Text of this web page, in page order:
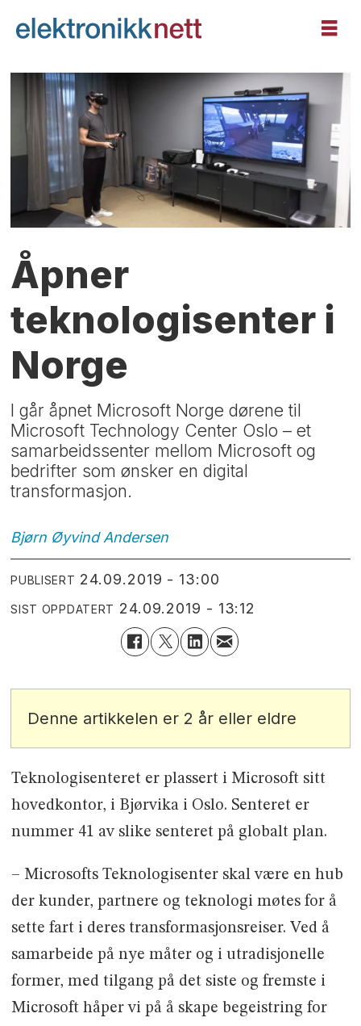
Åpner
teknologisenter i
Norge
I går åpnet Microsoft Norge dørene til
Microsoft Technology Center Oslo – et
samarbeidssenter mellom Microsoft og
bedrifter som ønsker en digital
transformasjon.
Bjørn Øyvind Andersen
PUBLISERT 24.09.2019 - 13:00
SIST OPPDATERT 24.09.2019 - 13:12
Denne artikkelen er 2 år eller eldre
Teknologisenteret er plassert i Microsoft sitt
hovedkontor, i Bjørvika i Oslo. Senteret er
nummer 41 av slike senteret på globalt plan.
– Microsofts Teknologisenter skal være en hub
der kunder, partnere og teknologi møtes for å
sette fart i deres transformasjonsreiser. Ved å
samarbeide på nye måter og i utradisjonelle
former, med tilgang på det siste og fremste i
Microsoft håper vi på å skape begeistring for